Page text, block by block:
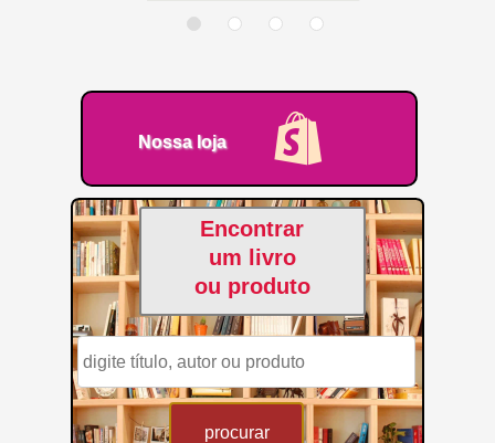
Encontrar
um livro
ou produto
Nossa loja